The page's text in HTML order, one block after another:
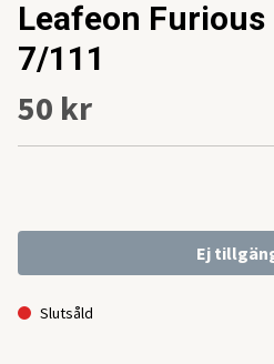
Leafeon Furious
7/111
50 kr
Ej
Slutsåld